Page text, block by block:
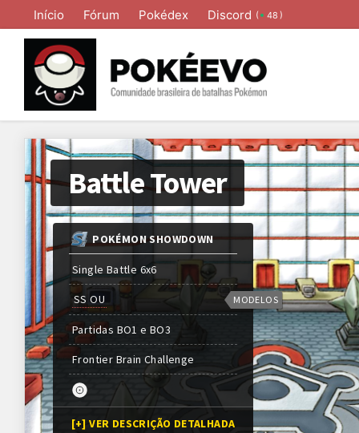
Início Fórum Pokédex Discord ( 48 )
Battle Tower
POKÉMON SHOWDOWN
Single Battle 6x6
SS OU
Partidas BO1 e BO3
Frontier Brain Challenge
[+] VER DESCRIÇÃO DETALHADA
MODELOS